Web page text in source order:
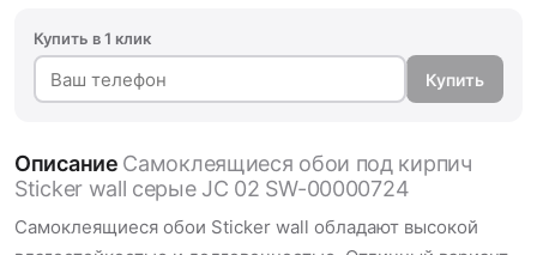
Купить в 1 клик
Купить
Описание Самоклеящиеся обои под кирпич
Sticker wall серые JC 02 SW-00000724
Самоклеящиеся обои Sticker wall обладают высокой